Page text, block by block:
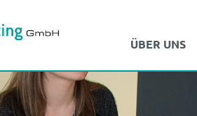
ÜBER UNS